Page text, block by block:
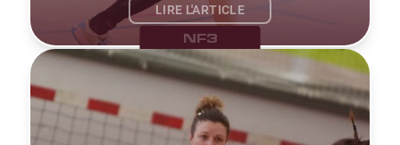
LIRE L'ARTICLE
NF3